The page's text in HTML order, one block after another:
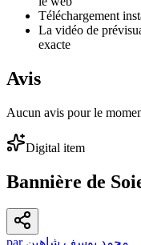
Téléchargement
La vidéo de
exacte
Avis
Aucun avis pour le
Digital item
Bannière de